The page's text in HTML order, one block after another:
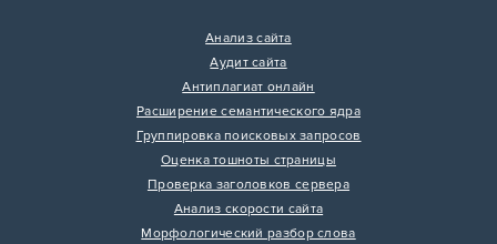
Анализ сайта
Аудит сайта
Антиплагиат онлайн
Расширение семантического ядра
Группировка поисковых запросов
Оценка тошноты страницы
Проверка заголовков сервера
Анализ скорости сайта
Морфологический разбор слова